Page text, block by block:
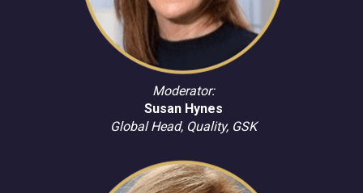
Moderator:
Susan Hynes
Global Head, Quality, GSK